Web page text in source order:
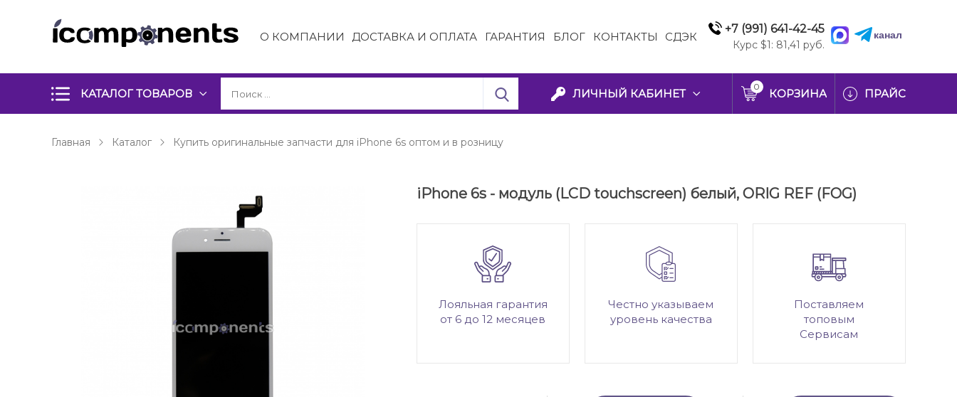
О КОМПАНИИ ДОСТАВКА И ОПЛАТА ГАРАНТИЯ БЛОГ КОНТАКТЫ СДЭК
+7 (991) 641-42-45
Курс $1: 81,41 руб.
канал
КАТАЛОГ ТОВАРОВ ЛИЧНЫЙ КАБИНЕТ
0
КОРЗИНА ПРАЙС
Главная Каталог Купить оригинальные запчасти для iPhone 6s оптом и в розницу
iPhone 6s - модуль (LCD touchscreen) белый, ORIG REF (FOG)
Лояльная гарантия
от 6 до 12 месяцев
Честно указываем
уровень качества
Поставляем
топовым
Сервисам